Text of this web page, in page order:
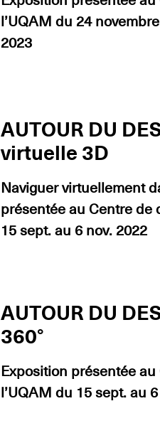
l’UQAM du 24
2023
AUTOUR DU
virtuelle 3D
Naviguer virtuellement
présentée au Centre de
15 sept. au 6 nov. 2022
AUTOUR DU
360°
Exposition présentée
l’UQAM du 15 sept. au